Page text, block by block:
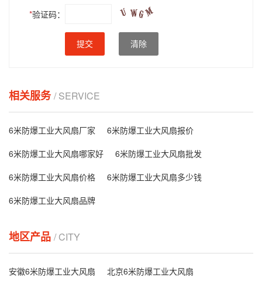
*验证码：
提交 清除
相关服务/ SERVICE
6米防爆工业大风扇厂家
6米防爆工业大风扇报价
6米防爆工业大风扇哪家好
6米防爆工业大风扇批发
6米防爆工业大风扇价格
6米防爆工业大风扇多少钱
6米防爆工业大风扇品牌
地区产品 / CITY
安徽6米防爆工业大风扇
北京6米防爆工业大风扇